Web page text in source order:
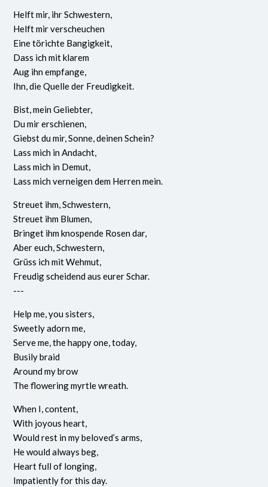
Helft mir, ihr Schwestern,
Helft mir verscheuchen
Eine törichte Bangigkeit,
Dass ich mit klarem
Aug ihn empfange,
Ihn, die Quelle der Freudigkeit.
Bist, mein Geliebter,
Du mir erschienen,
Giebst du mir, Sonne, deinen Schein?
Lass mich in Andacht,
Lass mich in Demut,
Lass mich verneigen dem Herren mein.
Streuet ihm, Schwestern,
Streuet ihm Blumen,
Bringet ihm knospende Rosen dar,
Aber euch, Schwestern,
Grüss ich mit Wehmut,
Freudig scheidend aus eurer Schar.
---
Help me, you sisters,
Sweetly adorn me,
Serve me, the happy one, today,
Busily braid
Around my brow
The flowering myrtle wreath.
When I, content,
With joyous heart,
Would rest in my beloved’s arms,
He would always beg,
Heart full of longing,
Impatiently for this day.